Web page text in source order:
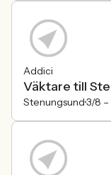
Addici
Väktare till
Stenungsund3/8 –